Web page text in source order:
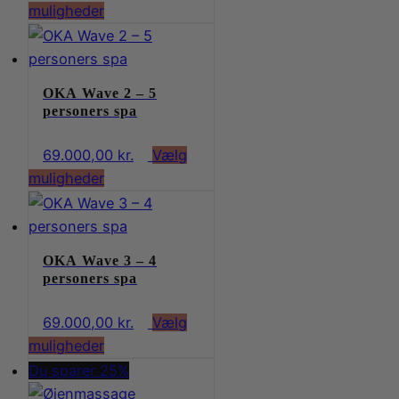
mulighederDette
vare
har
varianter.
kan
vælges
på
OKA Wave 2 – 5
personers spa
69.000,00 kr.
Vælg
mulighederDette
vare
har
varianter.
kan
vælges
på
OKA Wave 3 – 4
personers spa
69.000,00 kr.
Vælg
mulighederDette
vare
har
Du sparer 25%